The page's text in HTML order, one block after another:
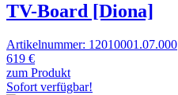
TV-Board [Diona]
Artikelnummer: 12010001.07.000
619 €
zum Produkt
Sofort verfügbar!